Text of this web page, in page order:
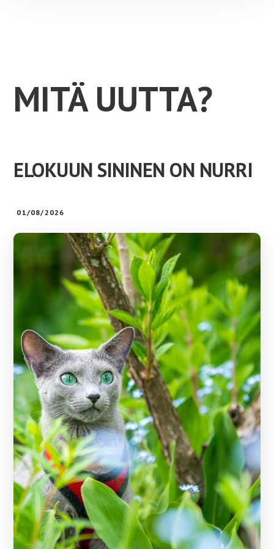
MITÄ UUTTA?
ELOKUUN SININEN ON NURRI
01/08/2026